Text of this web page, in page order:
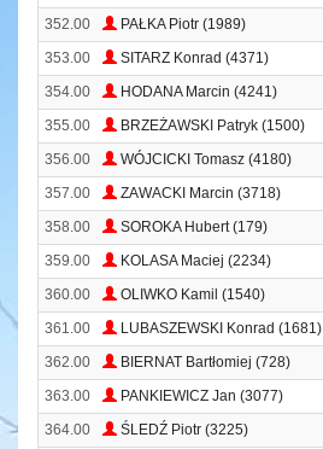
352.00 PAŁKA Piotr (1989)
353.00 SITARZ Konrad (4371)
354.00
HODANA Marcin (4241)
355.00
BRZEŻAWSKI Patryk (1500)
356.00 WÓJCICKI Tomasz (4180)
357.00
ZAWACKI Marcin (3718)
358.00
SOROKA Hubert (179)
359.00
KOLASA Maciej (2234)
360.00
OLIWKO Kamil (1540)
361.00
LUBASZEWSKI Konrad (1681)
362.00
BIERNAT Bartłomiej (728)
363.00
PANKIEWICZ Jan (3077)
364.00
ŚLEDŹ Piotr (3225)